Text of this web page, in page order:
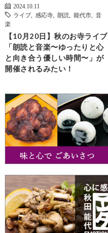
2024.10.11
ライブ
感応寺 朗読 能代市
音
楽
【10月20日】秋のお寺ライブ
「朗読と音楽〜ゆったりと心
と向き合う優しい時間〜」が
開催されるみたい！